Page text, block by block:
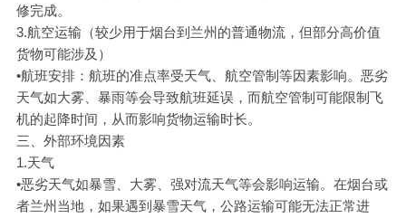
修完成。
3.航空运输（较少用于烟台到兰州的普通物流，但部分高价值
货物可能涉及）
•航班安排：航班的准点率受天气、航空管制等因素影响。恶劣
天气如大雾、暴雨等会导致航班延误，而航空管制可能限制飞
机的起降时间，从而影响货物运输时长。
三、外部环境因素
1.天气
•恶劣天气如暴雪、大雾、强对流天气等会影响运输。在烟台或
者兰州当地，如果遇到暴雪天气，公路运输可能无法正常进